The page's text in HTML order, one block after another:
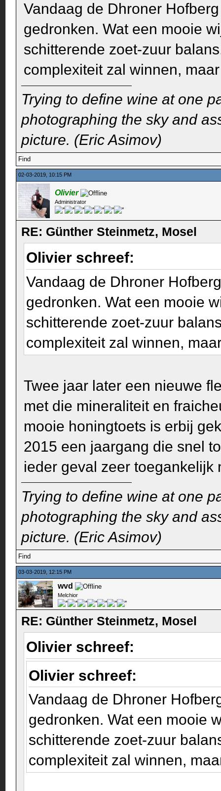
Vandaag de Dhroner
gedronken. Wat een mooie
schitterende zoet-zuur
complexiteit zal winnen,
Trying to define wine at one
photographing the sky and
picture. (Eric Asimov)
Find
02-03-2019, 10:15 PM
Olivier
Administrator
RE: Günther Steinmetz, Mosel
Olivier schreef:
Vandaag de Dhroner
gedronken. Wat een mooie
schitterende zoet-zuur
complexiteit zal winnen,
Twee jaar later een nieuwe
met die mineraliteit en
mooie honingtoets is erbij
2015 een jaargang die snel
ieder geval zeer toegankelijk
Trying to define wine at one
photographing the sky and
picture. (Eric Asimov)
Find
03-03-2019, 12:15 PM
wvd
Melchior
RE: Günther Steinmetz, Mosel
Olivier schreef:
Olivier schreef:
Vandaag de Dhroner
gedronken. Wat een mooie
schitterende zoet-zuur
complexiteit zal winnen,